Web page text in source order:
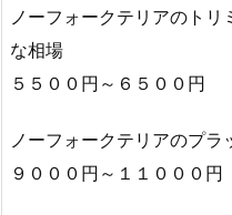
ノーフォークテリアのト
な相場
５５００円～６５００円
ノーフォークテリアのプ
９０００円～１１０００円